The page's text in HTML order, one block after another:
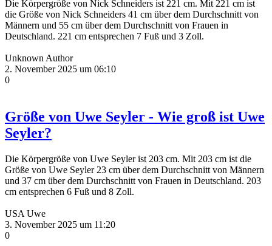
Die Körpergröße von Nick Schneiders ist 221 cm. Mit 221 cm ist
die Größe von Nick Schneiders 41 cm über dem Durchschnitt von
Männern und 55 cm über dem Durchschnitt von Frauen in
Deutschland. 221 cm entsprechen 7 Fuß und 3 Zoll.
Unknown Author
2. November 2025 um 06:10
0
Größe von Uwe Seyler - Wie groß ist Uwe
Seyler?
Die Körpergröße von Uwe Seyler ist 203 cm. Mit 203 cm ist die
Größe von Uwe Seyler 23 cm über dem Durchschnitt von Männern
und 37 cm über dem Durchschnitt von Frauen in Deutschland. 203
cm entsprechen 6 Fuß und 8 Zoll.
USA Uwe
3. November 2025 um 11:20
0